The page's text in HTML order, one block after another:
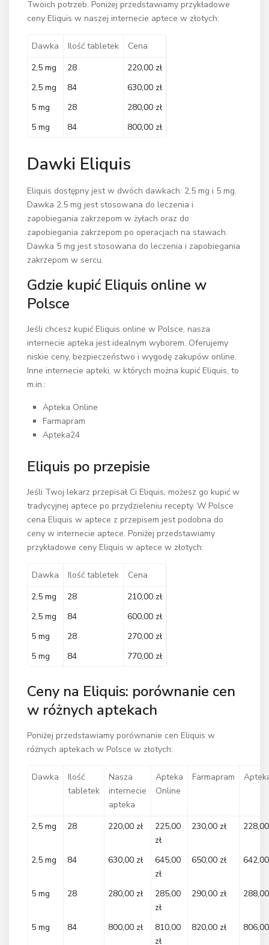
Twoich potrzeb. Poniżej przedstawiamy przykładowe
ceny Eliquis w naszej internecie aptece w złotych:
Dawka Ilość tabletek
Cena
2,5 mg
28
220,00 zł
2,5 mg
84
630,00 zł
5 mg
28
280,00 zł
5 mg
84 800,00 zł
Dawki Eliquis
Eliquis dostępny jest w dwóch dawkach: 2,5 mg i 5 mg.
Dawka 2,5 mg jest stosowana do leczenia i
zapobiegania zakrzepom w żyłach oraz do
zapobiegania zakrzepom po operacjach na stawach.
Dawka 5 mg jest stosowana do leczenia i zapobiegania
zakrzepom w sercu.
Gdzie kupić Eliquis online w
Polsce
Jeśli chcesz kupić Eliquis online w Polsce, nasza
internecie apteka jest idealnym wyborem. Oferujemy
niskie ceny, bezpieczeństwo i wygodę zakupów online.
Inne internecie apteki, w których można kupić Eliquis, to
m.in.:
Apteka Online
Farmapram
Apteka24
Eliquis po przepisie
Jeśli Twoj lekarz przepisał Ci Eliquis, możesz go kupić w
tradycyjnej aptece po przydzieleniu recepty. W Polsce
cena Eliquis w aptece z przepisem jest podobna do
ceny w internecie aptece. Poniżej przedstawiamy
przykładowe ceny Eliquis w aptece w złotych:
Dawka Ilość tabletek
Cena
2,5 mg
28
210,00 zł
2,5 mg
84
600,00 zł
5 mg
28
270,00 zł
5 mg
84 770,00 zł
Ceny na Eliquis: porównanie cen
w różnych aptekach
Poniżej przedstawiamy porównanie cen Eliquis w
różnych aptekach w Polsce w złotych:
Dawka
Ilość
tabletek
Nasza
internecie
apteka
Apteka
Online
Farmapram
2,5 mg 28 220,00 zł
225,00
zł
230,00 zł
2,5 mg 84 630,00 zł
645,00
zł
650,00 zł
5 mg 28 280,00 zł
285,00
zł
290,00 zł
5 mg 84 800,00 zł
810,00
zł
820,00 zł